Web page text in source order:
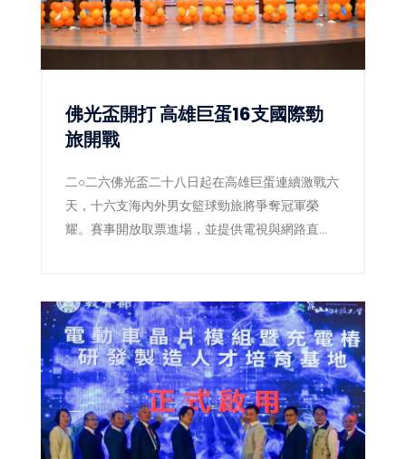
佛光盃開打 高雄巨蛋16支國際勁
旅開戰
二○二六佛光盃二十八日起在高雄巨蛋連續激戰六
天，十六支海內外男女籃球勁旅將爭奪冠軍榮
耀。賽事開放取票進場，並提供電視與網路直